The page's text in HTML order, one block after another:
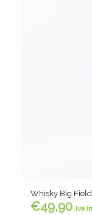
Whisky Big
€49,90 iva